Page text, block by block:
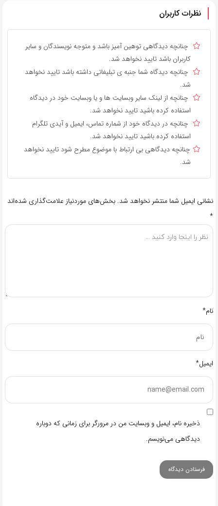
نظرات کاربران
چنانچه دیدگاهی توهین آمیز باشد و متوجه نویسندگان و سایر
کاربران باشد تایید نخواهد شد.
چنانچه دیدگاه شما جنبه ی تبلیغاتی داشته باشد تایید نخواهد
شد.
چنانچه از لینک سایر وبسایت ها و یا وبسایت خود در دیدگاه
استفاده کرده باشید تایید نخواهد شد.
چنانچه در دیدگاه خود از شماره تماس، ایمیل و آیدی تلگرام
استفاده کرده باشید تایید نخواهد شد.
چنانچه دیدگاهی بی ارتباط با موضوع مطرح شود تایید نخواهد
شد.
نشانی ایمیل شما منتشر نخواهد شد. بخش‌های موردنیاز علامت‌گذاری شده‌اند
*
نام*
ایمیل*
ذخیره نام، ایمیل و وبسایت من در مرورگر برای زمانی که دوباره
دیدگاهی می‌نویسم.